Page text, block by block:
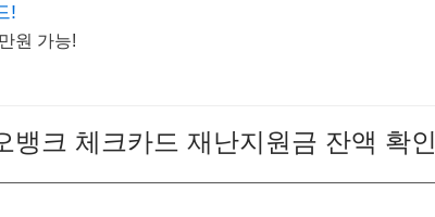
!
원 가능!
뱅크 체크카드 재난지원금 잔액 확인